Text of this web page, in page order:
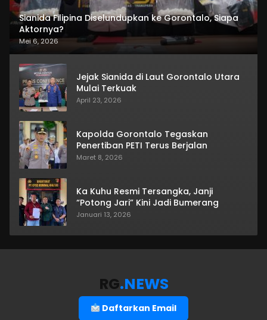
Sianida Filipina Diselundupkan ke Gorontalo, Siapa
Aktornya?
Mei 6, 2026
Jejak Sianida di Laut Gorontalo Utara
Mulai Terkuak
April 23, 2026
Kapolda Gorontalo Tegaskan
Penertiban PETI Terus Berjalan
Maret 8, 2026
Ka Kuhu Resmi Tersangka, Janji
“Potong Jari” Kini Jadi Bumerang
Januari 13, 2026
RG.NEWS
Daftarkan Email